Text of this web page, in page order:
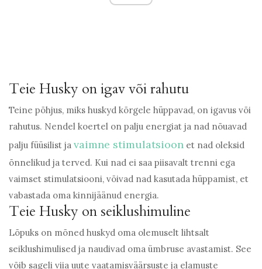
Teie Husky on igav või rahutu
Teine põhjus, miks huskyd kõrgele hüppavad, on igavus või
rahutus. Nendel koertel on palju energiat ja nad nõuavad
palju füüsilist ja vaimne stimulatsioon et nad oleksid
õnnelikud ja terved. Kui nad ei saa piisavalt trenni ega
vaimset stimulatsiooni, võivad nad kasutada hüppamist, et
vabastada oma kinnijäänud energia.
Teie Husky on seiklushimuline
Lõpuks on mõned huskyd oma olemuselt lihtsalt
seiklushimulised ja naudivad oma ümbruse avastamist. See
võib sageli viia uute vaatamisväärsuste ja elamuste